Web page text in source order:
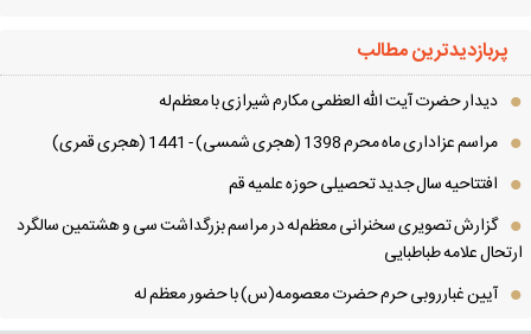
پربازدیدترین مطالب
دیدار حضرت آیت الله العظمی مكارم شیرازی با معظم‌له
مراسم عزاداری ماه محرم 1398 (هجری شمسی) - 1441 (هجری قمری)
افتتاحیه سال جدید تحصیلی حوزه علمیه قم
گزارش تصویری سخنرانی معظم‌له در مراسم بزرگداشت سی و هشتمین سالگرد
علامه طباطبایی
آیین غبارروبی حرم حضرت معصومه(س) با حضور معظم له